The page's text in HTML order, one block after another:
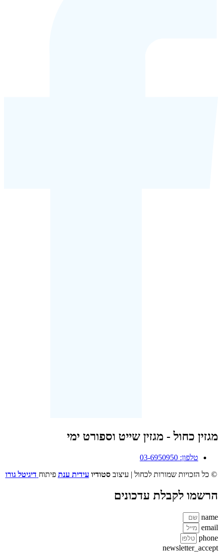
מגזין כחול - מגזין שייט וספורט ימי
טלפון: 03-6950950
© כל הזכויות שמורות לכחול | עיצובסטודיו עידית ענת פיתוח דיגיטל גורו
הרשמו לקבלת עדכונים
name
email
phone
newsletter_accept